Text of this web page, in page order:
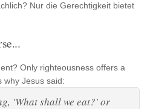
Nur die Gerechtigkeit bietet
Only righteousness offers a
why Jesus said:
'What shall we eat?' or